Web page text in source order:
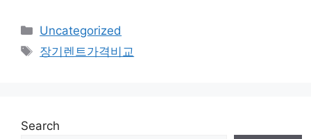
Categories
Uncategorized
Tags
장기렌트가격비교
Search